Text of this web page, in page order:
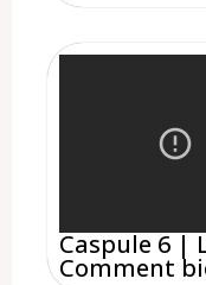
Caspule 6 |
Comment